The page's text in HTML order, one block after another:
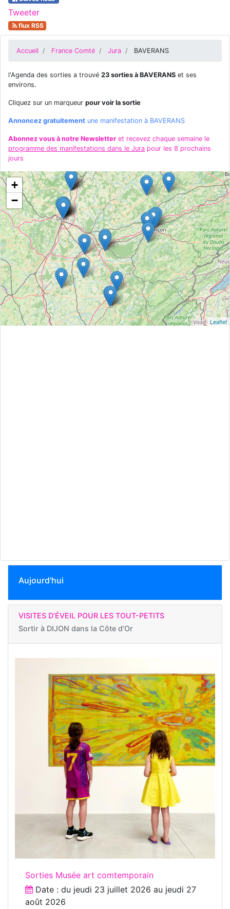
Tweeter
flux RSS
Accueil France Comté Jura BAVERANS
l'Agenda des sorties a trouvé 23 sorties à BAVERANS et ses
environs.
Cliquez sur un marqueur pour voir la sortie
Annoncez gratuitement une manifestation à BAVERANS
Abonnez vous à notre Newsletter et recevez chaque semaine le
programme des manifestations dans le Jura pour les 8 prochains
jours
+
−
Leaflet
Aujourd'hui
VISITES D’ÉVEIL POUR LES TOUT-PETITS
Sortir à DIJON dans la Côte d'Or
Sorties Musée art comtemporain
Date : du jeudi 23 juillet 2026 au jeudi 27
août 2026